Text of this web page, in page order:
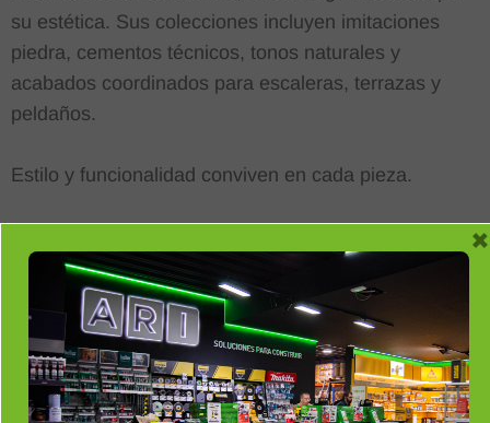
su estética. Sus colecciones incluyen imitaciones
piedra, cementos técnicos, tonos naturales y
acabados coordinados para escaleras, terrazas y
peldaños.
Estilo y funcionalidad conviven en cada pieza.
disposición toda la gama de soluciones
Gres Aragón, con asesoramiento
especializado y atención personalizada
para cada proyecto.
×